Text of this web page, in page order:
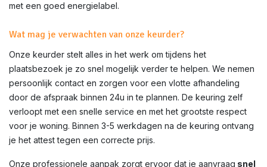
met een goed energielabel.
Wat mag je verwachten van onze keurder?
Onze keurder stelt alles in het werk om tijdens het
plaatsbezoek je zo snel mogelijk verder te helpen. We nemen
persoonlijk contact en zorgen voor een vlotte afhandeling
door de afspraak binnen 24u in te plannen. De keuring zelf
verloopt met een snelle service en met het grootste respect
voor je woning. Binnen 3-5 werkdagen na de keuring ontvang
je het attest tegen een correcte prijs.
Onze professionele aanpak zorgt ervoor dat je aanvraag snel